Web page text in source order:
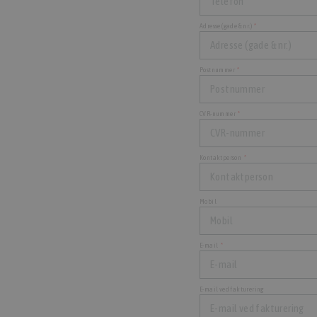
Adresse (gade & nr.)
Postnummer
CVR-nummer
Kontaktperson
E-mail ved fakturering